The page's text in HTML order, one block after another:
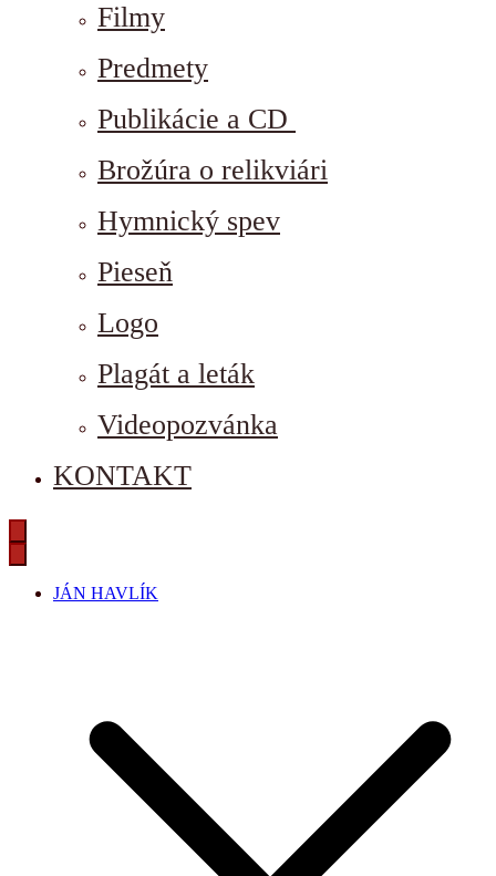
Filmy
Predmety
Publikácie a CD
Brožúra o relikviári
Hymnický spev
Pieseň
Logo
Plagát a leták
Videopozvánka
KONTAKT
JÁN HAVLÍK